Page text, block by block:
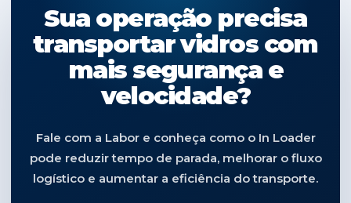
Sua operação precisa
transportar vidros com
mais segurança e
velocidade?
Fale com a Labor e conheça como o In Loader
pode reduzir tempo de parada, melhorar o fluxo
logístico e aumentar a eficiência do transporte.